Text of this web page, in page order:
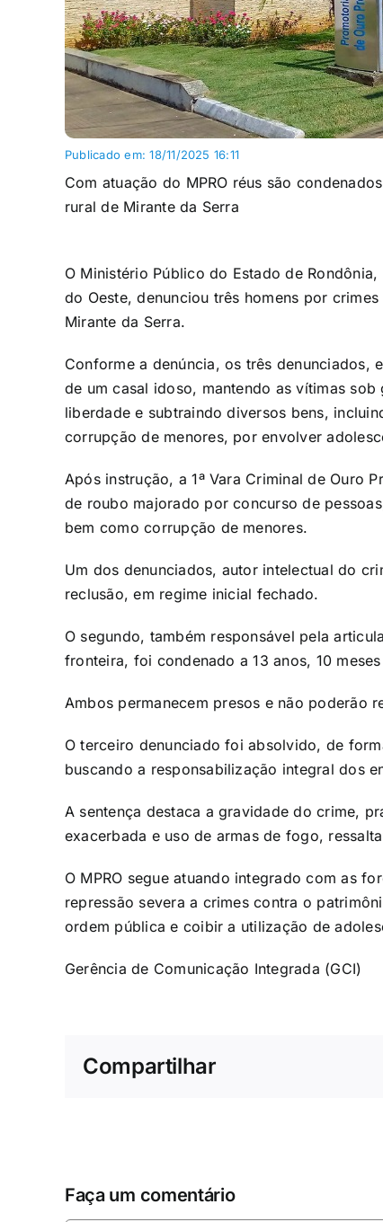
Publicado em: 18/11/2025 16:11
Com atuação do MPRO réus são
rural de Mirante da Serra
O Ministério Público do Estado de
do Oeste, denunciou três homens por
Mirante da Serra.
Conforme a denúncia, os três denunciados,
de um casal idoso, mantendo as vítimas
liberdade e subtraindo diversos bens,
corrupção de menores, por envolver
Após instrução, a 1ª Vara Criminal de Ouro
de roubo majorado por concurso de
bem como corrupção de menores.
Um dos denunciados, autor intelectual do
reclusão, em regime inicial fechado.
O segundo, também responsável pela
fronteira, foi condenado a 13 anos, 10
Ambos permanecem presos e não poderão
O terceiro denunciado foi absolvido, de
buscando a responsabilização integral dos
A sentença destaca a gravidade do crime,
exacerbada e uso de armas de fogo,
O MPRO segue atuando integrado com as
repressão severa a crimes contra o
ordem pública e coibir a utilização de
Gerência de Comunicação Integrada (GCI)
Compartilhar
Faça um comentário